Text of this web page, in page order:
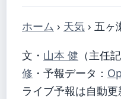
ホーム › 天気 › 五ヶ
文・ 山本 健 （主任
修 ・ 予報データ：
ライブ予報は自動更